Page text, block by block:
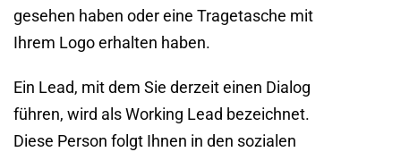
gesehen haben oder eine Tragetasche mit
Ihrem Logo erhalten haben.
Ein Lead, mit dem Sie derzeit einen Dialog
führen, wird als Working Lead bezeichnet.
Diese Person folgt Ihnen in den sozialen